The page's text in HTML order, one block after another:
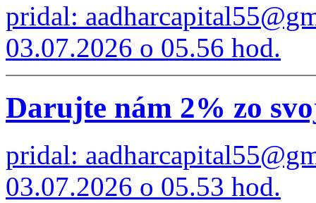
pridal:
03.07.2026 o 05.56 hod.
Darujte nám 2% zo
pridal:
03.07.2026 o 05.53 hod.